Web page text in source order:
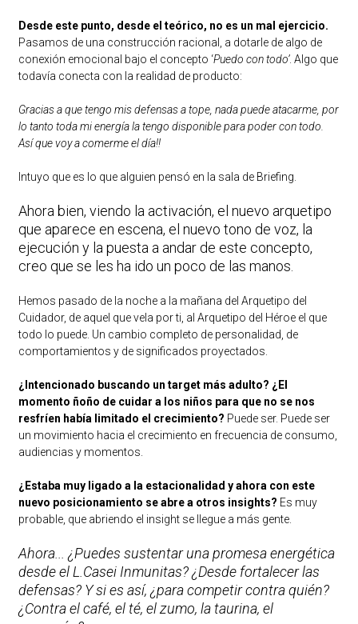
Desde este punto, desde el teórico, no es un mal ejercicio.
Pasamos de una construcción racional, a dotarle de algo de
conexión emocional bajo el concepto ‘Puedo con todo’. Algo que
todavía conecta con la realidad de producto:
Gracias a que tengo mis defensas a tope, nada puede atacarme, por
lo tanto toda mi energía la tengo disponible para poder con todo.
Así que voy a comerme el día!!
Intuyo que es lo que alguien pensó en la sala de Briefing.
Ahora bien, viendo la activación, el nuevo arquetipo
que aparece en escena, el nuevo tono de voz, la
ejecución y la puesta a andar de este concepto,
creo que se les ha ido un poco de las manos.
Hemos pasado de la noche a la mañana del Arquetipo del
Cuidador, de aquel que vela por ti, al Arquetipo del Héroe el que
todo lo puede. Un cambio completo de personalidad, de
comportamientos y de significados proyectados.
¿Intencionado buscando un target más adulto? ¿El
momento ñoño de cuidar a los niños para que no se nos
resfríen había limitado el crecimiento? Puede ser. Puede ser
un movimiento hacia el crecimiento en frecuencia de consumo,
audiencias y momentos.
¿Estaba muy ligado a la estacionalidad y ahora con este
nuevo posicionamiento se abre a otros insights? Es muy
probable, que abriendo el insight se llegue a más gente.
Ahora... ¿Puedes sustentar una promesa energética
desde el L.Casei Inmunitas? ¿Desde fortalecer las
defensas? Y si es así, ¿para competir contra quién?
¿Contra el café, el té, el zumo, la taurina, el